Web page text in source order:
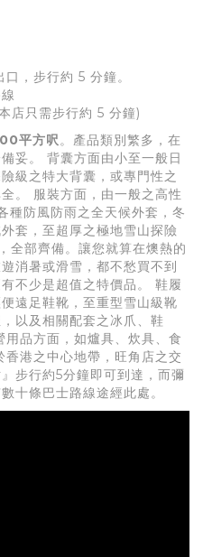
口，步行約 5 分鐘。
店只需步行約 5 分鐘)
平方呎。產品類別繁多，在
妥。 背囊方面由小至一般日
級之特大背囊，或專門性之
。 服裝方面，由一般之高性
種防風防雨之全天候外套，冬
套，至超厚之極地雪山探險
全部齊備。讓您就算在燠熱的
消暑或滑雪，都不愁買不到
不少是超值之特價品。 鞋履
遠足鞋靴，至重型雪山級靴
以及相關配套之冰爪、鞋
品方面，如爐具、炊具、食
港之中心地帶，旺角店之交
步行約5分鐘即可到達，而彌
十條巴士路線途經此處。